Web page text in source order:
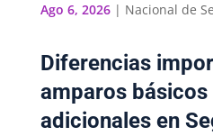
Diferencias
amparos
adicionales en
Ago 6, 2026| Nacional de